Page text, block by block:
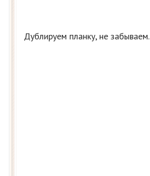
Дублируем планку, не забываем.